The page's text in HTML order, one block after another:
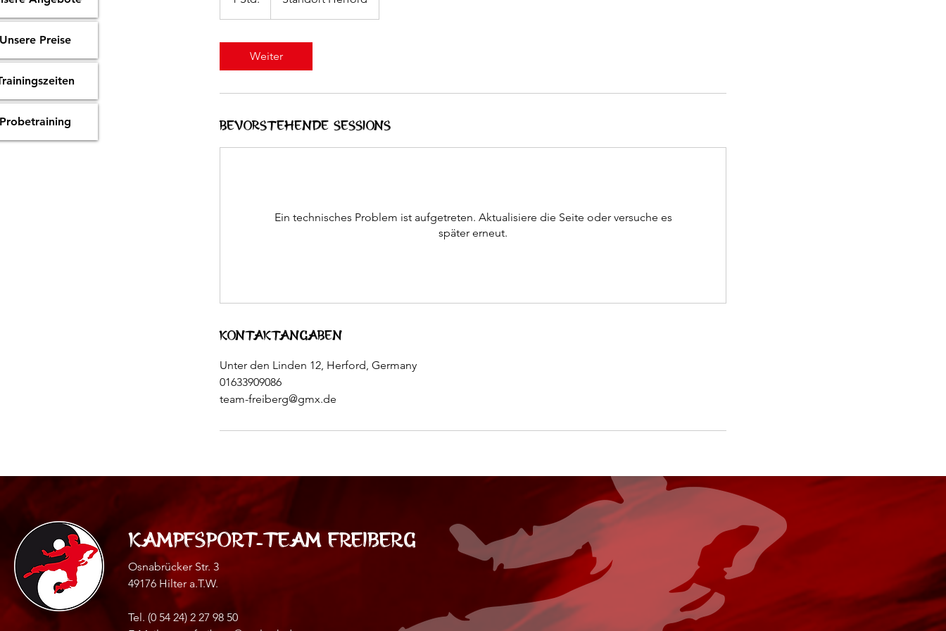
S
d
Weiter
Bevorstehende Sessions
Ein technisches Problem ist aufgetreten. Aktualisiere die Seite oder versuche es
später erneut.
Kontaktangaben
Unter den Linden 12, Herford, Germany
01633909086
team-freiberg@gmx.de
Unsere Preise
Probetraining
Osnabrücker Str. 3
49176 Hilter a.T.W.
Tel. (0 54 24) 2 27 98 50
Kampfsport-Team Freiberg